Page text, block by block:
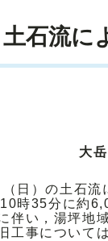
石流に
大
日）の土石流
時35分に約
伴い，湯坪地
工事について